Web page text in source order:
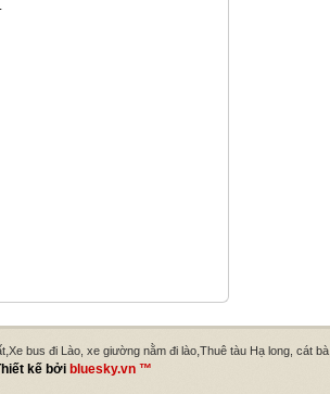
Xe bus đi Lào, xe giường nằm đi lào Thuê tàu Hạ long, cát bà
kế bởi bluesky.vn ™